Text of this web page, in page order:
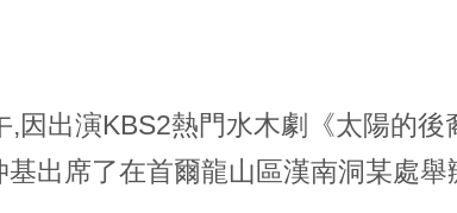
,因出演KBS2熱門水木劇《太陽的後
出席了在首爾龍山區漢南洞某處舉